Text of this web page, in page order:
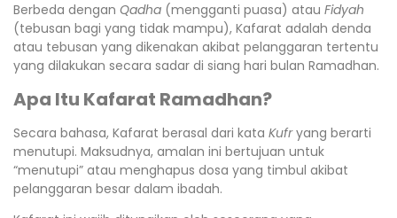
Berbeda dengan Qadha (mengganti puasa) atau Fidyah
(tebusan bagi yang tidak mampu), Kafarat adalah denda
atau tebusan yang dikenakan akibat pelanggaran tertentu
yang dilakukan secara sadar di siang hari bulan Ramadhan.
Apa Itu Kafarat Ramadhan?
Secara bahasa, Kafarat berasal dari kata Kufryang berarti
menutupi. Maksudnya, amalan ini bertujuan untuk
“menutupi” atau menghapus dosa yang timbul akibat
pelanggaran besar dalam ibadah.